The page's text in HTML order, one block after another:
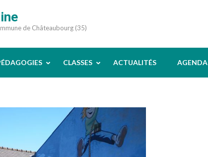
de Châteaubourg (35)
CLASSES ACTUALITÉS AGENDA